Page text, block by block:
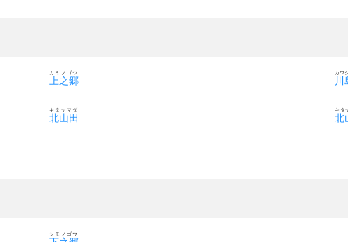
上之郷
カミノゴウ
川
カワ
北山田
キタヤマダ
北
キタ
シモノゴウ